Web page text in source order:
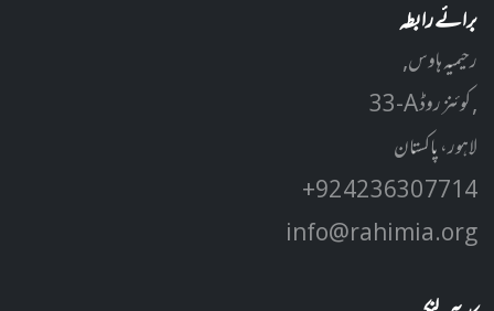
برائے رابطہ
رحیمیہ ہاوس,
33-A کوئنز روڈ ,
لاہور، پاکستان
+92 42 3630 7714
info@rahimia.org